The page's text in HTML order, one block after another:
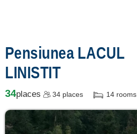
Pensiunea LACUL
LINISTIT
34places 34 places 14 rooms